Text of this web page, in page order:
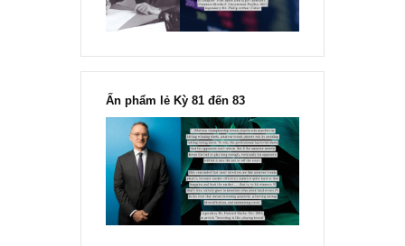
Chu kỳ trong thái độ của đám
đông đối với rủi ro, Ngài Howard